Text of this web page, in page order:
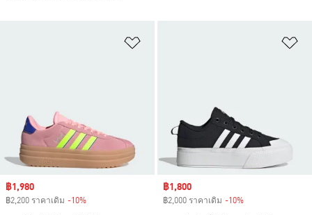
Sale price
฿1,980
฿2,200 ราคาเดิม -10%
Sale price
฿1,800
฿2,000 ราคาเดิม -10%